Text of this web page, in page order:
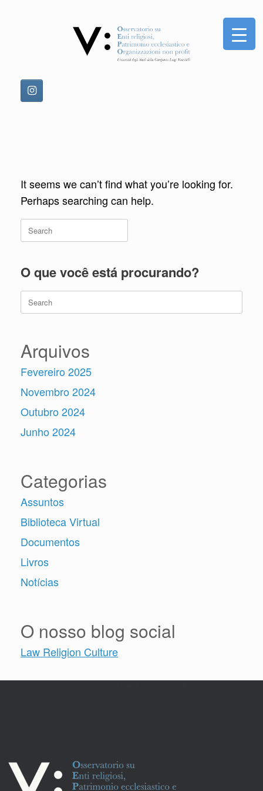
It seems we can’t find what you’re looking for.
Perhaps searching can help.
Search
for:
O que você está procurando?
Search
for:
Arquivos
Fevereiro 2025
Novembro 2024
Outubro 2024
Junho 2024
Categorias
Assuntos
Biblioteca Virtual
Documentos
Livros
Notícias
O nosso blog social
Law Religion Culture